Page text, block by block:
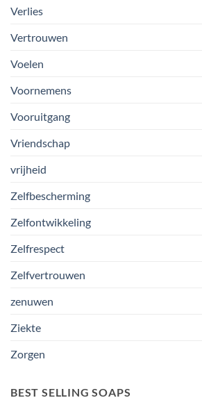
Verlies
Vertrouwen
Voelen
Voornemens
Vooruitgang
Vriendschap
vrijheid
Zelfbescherming
Zelfontwikkeling
Zelfrespect
Zelfvertrouwen
zenuwen
Ziekte
Zorgen
BEST SELLING SOAPS